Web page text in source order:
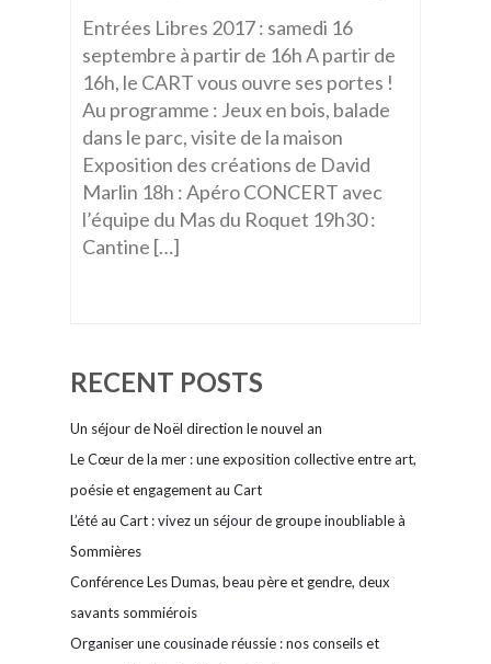
Entrées Libres 2017 : samedi 16
septembre à partir de 16h A partir de
16h, le CART vous ouvre ses portes !
Au programme : Jeux en bois, balade
dans le parc, visite de la maison
Exposition des créations de David
Marlin 18h : Apéro CONCERT avec
l’équipe du Mas du Roquet 19h30 :
Cantine […]
RECENT POSTS
Un séjour de Noël direction le nouvel an
Le Cœur de la mer : une exposition collective entre art,
poésie et engagement au Cart
L’été au Cart : vivez un séjour de groupe inoubliable à
Sommières
Conférence Les Dumas, beau père et gendre, deux
savants sommiérois
Organiser une cousinade réussie : nos conseils et